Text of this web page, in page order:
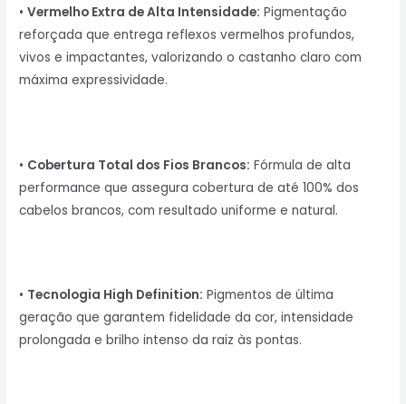
•Vermelho Extra de Alta Intensidade: Pigmentação
reforçada que entrega reflexos vermelhos profundos,
vivos e impactantes, valorizando o castanho claro com
máxima expressividade.
• Cobertura Total dos Fios Brancos: Fórmula de alta
performance que assegura cobertura de até 100% dos
cabelos brancos, com resultado uniforme e natural.
• Tecnologia High Definition: Pigmentos de última
geração que garantem fidelidade da cor, intensidade
prolongada e brilho intenso da raiz às pontas.